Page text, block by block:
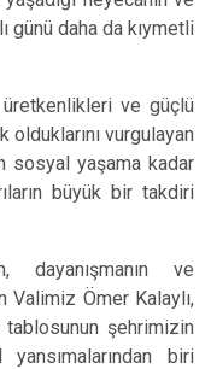
günü daha da kıymetli
ve güçlü
vurgulayan
sosyal yaşama kadar
büyük bir takdiri
dayanışmanın ve
Valimiz Ömer Kalaylı,
şehrimizin
biri